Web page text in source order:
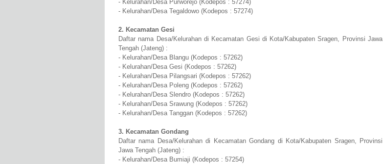
- Kelurahan/Desa Purworejo (Kodepos : 57274)
- Kelurahan/Desa Tegaldowo (Kodepos : 57274)
2. Kecamatan Gesi
Daftar nama Desa/Kelurahan di Kecamatan Gesi di Kota/Kabupaten Sragen, Provinsi Jawa
Tengah (Jateng) :
- Kelurahan/Desa Blangu (Kodepos : 57262)
- Kelurahan/Desa Gesi (Kodepos : 57262)
- Kelurahan/Desa Pilangsari (Kodepos : 57262)
- Kelurahan/Desa Poleng (Kodepos : 57262)
- Kelurahan/Desa Slendro (Kodepos : 57262)
- Kelurahan/Desa Srawung (Kodepos : 57262)
- Kelurahan/Desa Tanggan (Kodepos : 57262)
3. Kecamatan Gondang
Daftar nama Desa/Kelurahan di Kecamatan Gondang di Kota/Kabupaten Sragen, Provinsi
Jawa Tengah (Jateng) :
- Kelurahan/Desa Bumiaji (Kodepos : 57254)